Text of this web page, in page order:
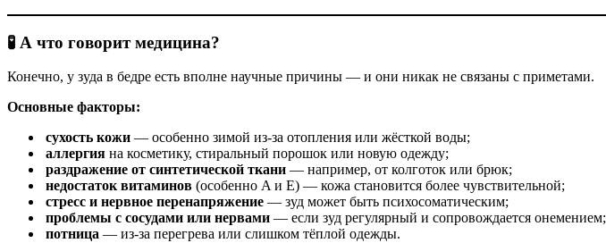
🧪 А что говорит медицина?
Конечно, у зуда в бедре есть вполне научные причины — и они никак не связаны с приметами.
Основные факторы:
сухость кожи — особенно зимой из‑за отопления или жёсткой воды;
аллергия на косметику, стиральный порошок или новую одежду;
раздражение от синтетической ткани — например, от колготок или брюк;
недостаток витаминов (особенно A и E) — кожа становится более чувствительной;
стресс и нервное перенапряжение — зуд может быть психосоматическим;
проблемы с сосудами или нервами — если зуд регулярный и сопровождается онемением;
потница — из‑за перегрева или слишком тёплой одежды.